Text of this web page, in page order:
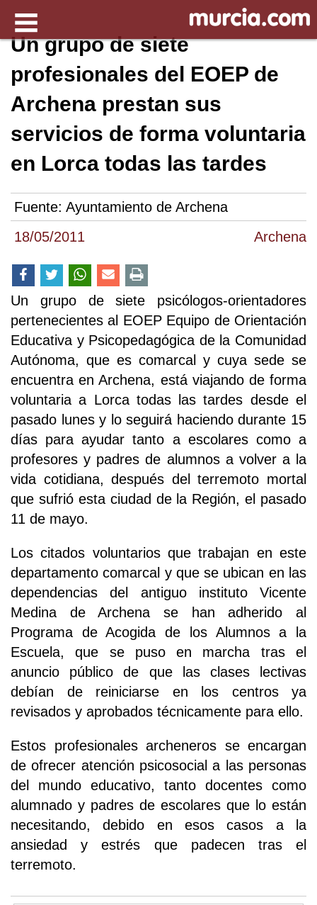
18/05/2011 Archena
Un grupo de siete
profesionales del EOEP de
Archena prestan sus
servicios de forma voluntaria
en Lorca todas las tardes
Fuente: Ayuntamiento de Archena
Un grupo de siete psicólogos-orientadores
pertenecientes al EOEP Equipo de Orientación
Educativa y Psicopedagógica de la Comunidad
Autónoma, que es comarcal y cuya sede se
encuentra en Archena, está viajando de forma
voluntaria a Lorca todas las tardes desde el
pasado lunes y lo seguirá haciendo durante 15
días para ayudar tanto a escolares como a
profesores y padres de alumnos a volver a la
vida cotidiana, después del terremoto mortal
que sufrió esta ciudad de la Región, el pasado
11 de mayo.
Los citados voluntarios que trabajan en este
departamento comarcal y que se ubican en las
dependencias del antiguo instituto Vicente
Medina de Archena se han adherido al
Programa de Acogida de los Alumnos a la
Escuela, que se puso en marcha tras el
anuncio público de que las clases lectivas
debían de reiniciarse en los centros ya
revisados y aprobados técnicamente para ello.
Estos profesionales archeneros se encargan
de ofrecer atención psicosocial a las personas
del mundo educativo, tanto docentes como
alumnado y padres de escolares que lo están
necesitando, debido en esos casos a la
ansiedad y estrés que padecen tras el
terremoto.